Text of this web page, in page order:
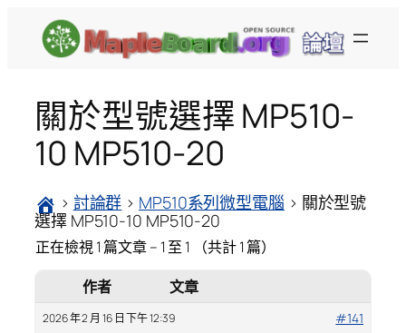
關於型號選擇 MP510-
10 MP510-20
› 討論群 › MP510系列微型電腦 › 關於型號
選擇 MP510-10 MP510-20
正在檢視 1 篇文章 – 1 至 1 （共計 1 篇）
作者
文章
2026 年 2 月 16 日 下午 12:39 #141